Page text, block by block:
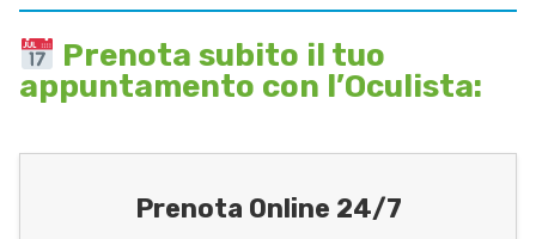
Prenota subito il tuo
appuntamento con l’Oculista:
Prenota Online 24/7